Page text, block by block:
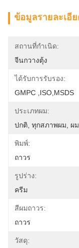
ข้อมูลรายละเอี
สถานที่กำเนิด:
จีนกวางตุ้ง
ได้รับการรับรอง:
GMPC ,ISO,MSDS
ประเภทผม:
ปกติ, ทุกสภาพผม, ผ
พิมพ์:
ถาวร
รูปร่าง:
ครีม
สีผมถาวร:
ถาวร
วัสดุ: